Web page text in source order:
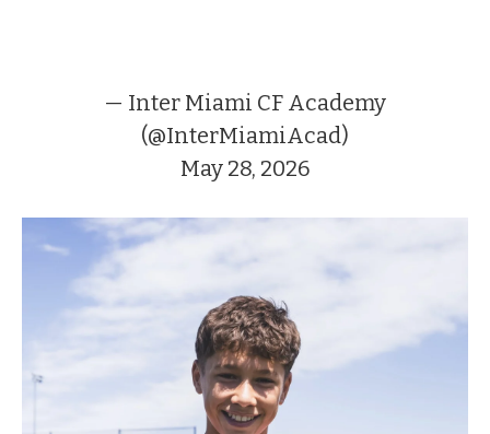
— Inter Miami CF Academy
(@InterMiamiAcad)
May 28, 2026